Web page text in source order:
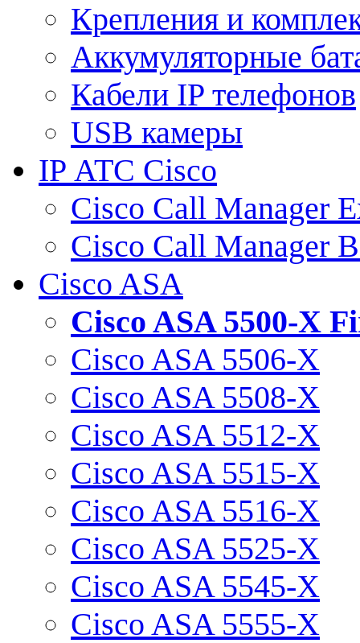
Крепления и
Аккумуляторные
Кабели IP телефонов
USB камеры
IP АТС Cisco
Cisco Call Manager
Cisco Call Manager
Cisco ASA
Cisco ASA 5500-X
Cisco ASA 5506-X
Cisco ASA 5508-X
Cisco ASA 5512-X
Cisco ASA 5515-X
Cisco ASA 5516-X
Cisco ASA 5525-X
Cisco ASA 5545-X
Cisco ASA 5555-X